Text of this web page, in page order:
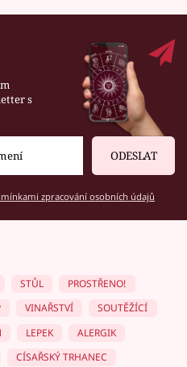
s
ODESLAT
zpracování osobních údajů
STŮL
PROSTŘENO!
VINAŘSTVÍ
SOUTĚŽÍCÍ
LEPEK
ALERGIK
CÍSAŘSKÝ TRHANEC